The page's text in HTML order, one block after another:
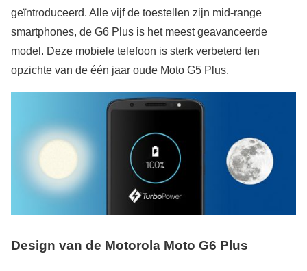
geïntroduceerd. Alle vijf de toestellen zijn mid-range
smartphones, de G6 Plus is het meest geavanceerde
model. Deze mobiele telefoon is sterk verbeterd ten
opzichte van de één jaar oude Moto G5 Plus.
Design van de Motorola Moto G6 Plus